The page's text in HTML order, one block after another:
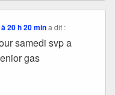
20 h 20 min a dit :
samedi svp a
gas